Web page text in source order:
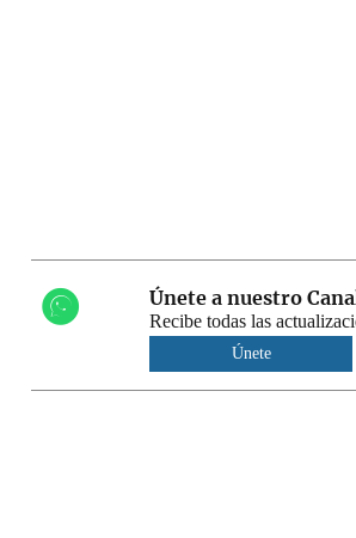
Únete a nuestro
Recibe todas las
Únete